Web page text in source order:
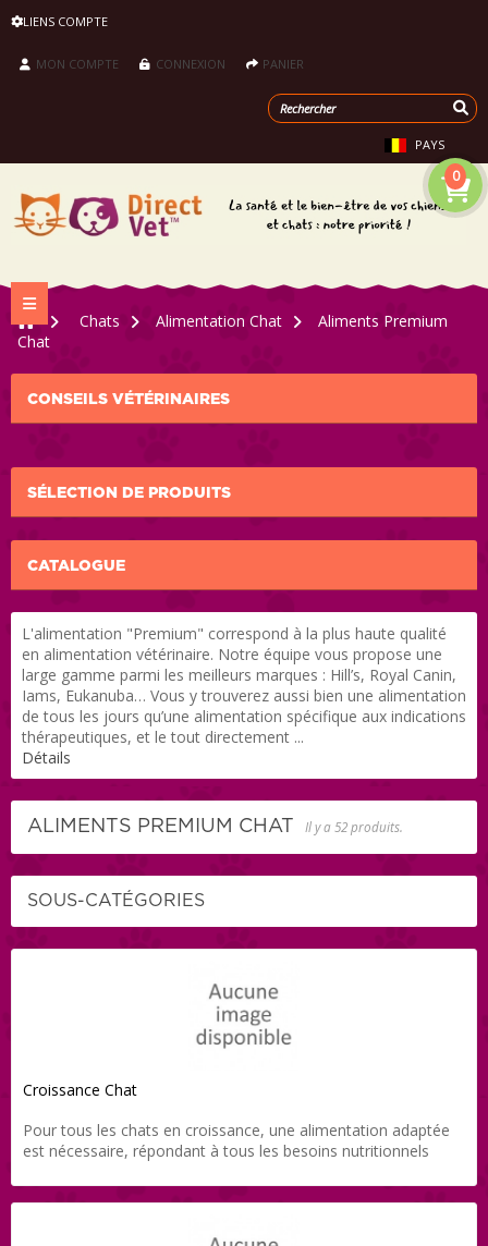
LIENS COMPTE
MON COMPTE CONNEXION PANIER
PAYS
0
Navigation bascule
>
Chats > Alimentation Chat >
Aliments Premium
Chat
CONSEILS VÉTÉRINAIRES
SÉLECTION DE PRODUITS
CATALOGUE
L'alimentation "Premium" correspond à la plus haute qualité
en alimentation vétérinaire. Notre équipe vous propose une
large gamme parmi les meilleurs marques : Hill’s, Royal Canin,
Iams, Eukanuba… Vous y trouverez aussi bien une alimentation
de tous les jours qu’une alimentation spécifique aux indications
thérapeutiques, et le tout directement ...
Détails
ALIMENTS PREMIUM CHAT Il y a 52 produits.
SOUS-CATÉGORIES
Croissance Chat
Pour tous les chats en croissance, une alimentation adaptée
est nécessaire, répondant à tous les besoins nutritionnels